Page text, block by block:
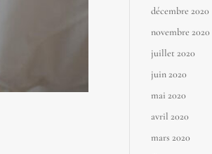
décembre 2020
novembre 2020
juillet 2020
juin 2020
mai 2020
avril 2020
mars 2020